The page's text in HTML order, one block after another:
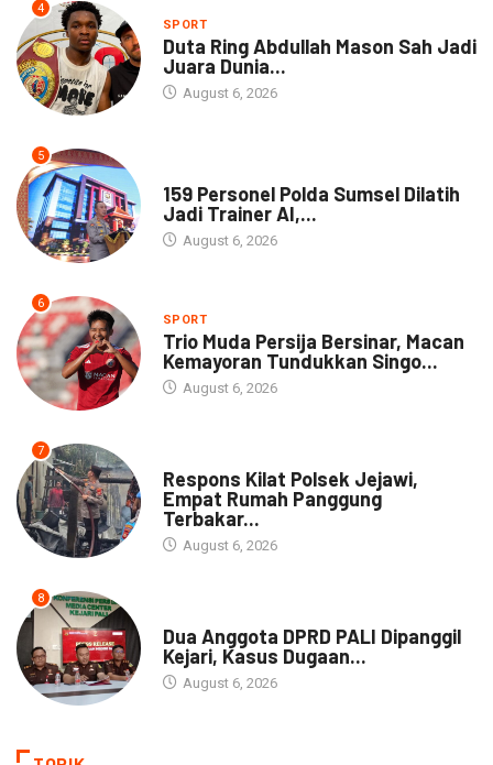
4
SPORT
Duta Ring Abdullah Mason Sah Jadi
Juara Dunia...
August 6, 2026
5
159 Personel Polda Sumsel Dilatih
Jadi Trainer AI,...
August 6, 2026
6
SPORT
Trio Muda Persija Bersinar, Macan
Kemayoran Tundukkan Singo...
August 6, 2026
7
Respons Kilat Polsek Jejawi,
Empat Rumah Panggung
Terbakar...
August 6, 2026
8
Dua Anggota DPRD PALI Dipanggil
Kejari, Kasus Dugaan...
August 6, 2026